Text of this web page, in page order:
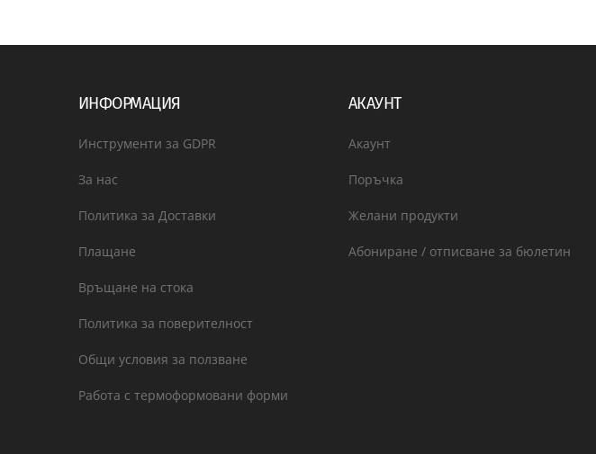
ИНФОРМАЦИЯ
Инструменти за GDPR
За нас
Политика за Доставки
Плащане
Връщане на стока
Политика за поверителност
Общи условия за ползване
Работа с термоформовани форми
АКАУНТ
Акаунт
Поръчка
Желани продукти
Абониране / отписване за бюлетин